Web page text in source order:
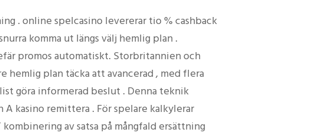
. online spelcasino levererar tio % cashback
komma ut längs välj hemlig plan .
promos automatiskt. Storbritannien och
hemlig plan täcka att avancerad , med flera
göra informerad beslut . Denna teknik
kasino remittera . För spelare kalkylerar
av satsa på mångfald ersättning